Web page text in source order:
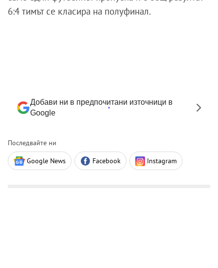
6:4 тимът се класира на полуфинал.
Добави ни в предпочитани източници в
Google
Последвайте ни
Google News Facebook Instagram